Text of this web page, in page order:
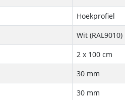
Hoekprofiel
Wit (RAL9010)
2 x 100 cm
30 mm
30 mm